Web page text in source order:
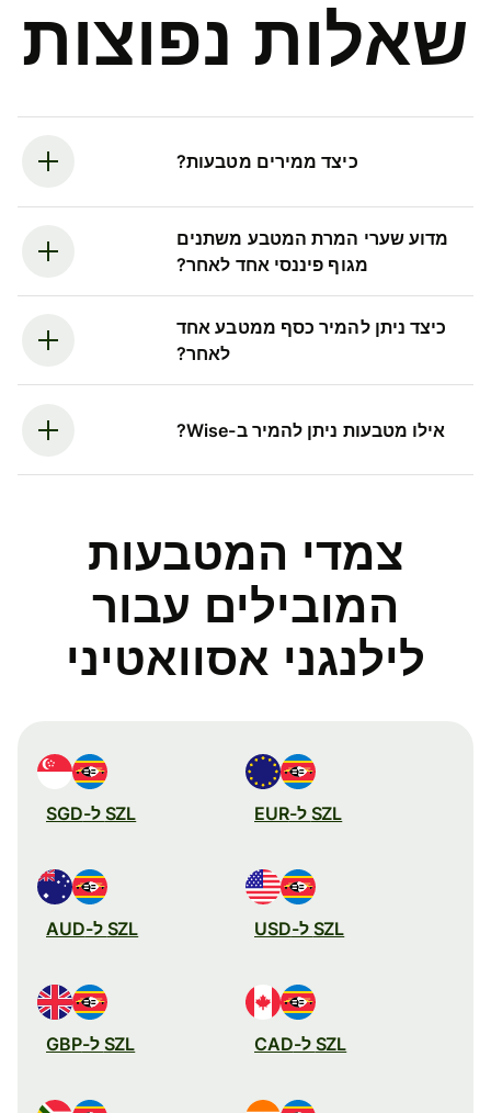
שאלות נפוצות
כיצד ממירים מטבעות?
מדוע שערי המרת המטבע משתנים
מגוף פיננסי אחד לאחר?
כיצד ניתן להמיר כסף ממטבע אחד
לאחר?
אילו מטבעות ניתן להמיר ב-Wise?
צמדי המטבעות
המובילים עבור
לילנגני אסוואטיני
SZL ל-EUR SZL ל-SGD
SZL ל-USD SZL ל-AUD
SZL ל-CAD SZL ל-GBP